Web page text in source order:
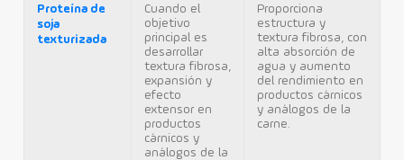
Proteína de
soja
texturizada
Cuando el
objetivo
principal es
desarrollar
textura fibrosa,
expansión y
efecto
extensor en
productos
cárnicos y
análogos de la
Proporciona
estructura y
textura fibrosa, con
alta absorción de
agua y aumento
del rendimiento en
productos cárnicos
y análogos de la
carne.